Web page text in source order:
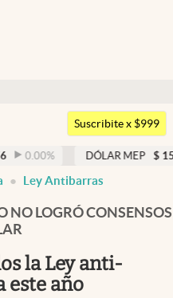
Argentina
Colombia
Suscribite x $999
DÓLAR MEP 1526,03 0.43%
Ley Antibarras
NO LOGRÓ CONSENSOS
la Ley anti-
este año